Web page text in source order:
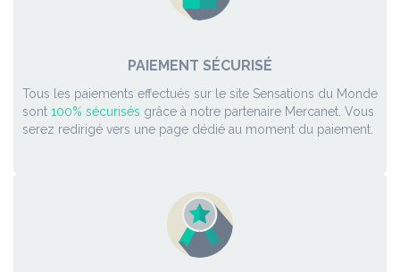
PAIEMENT SÉCURISÉ
Tous les paiements effectués sur le site Sensations du Monde
sont 100% sécurisés grâce à notre partenaire Mercanet. Vous
serez redirigé vers une page dédié au moment du paiement.